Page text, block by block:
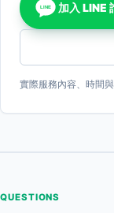
LINE 加入 LINE
實際服務內容、時間
QUESTIONS